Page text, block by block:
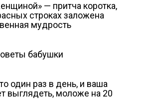
— притча коротка,
строках заложена
мудрость
бабушки
один раз в день, и ваша
выглядеть, моложе на 20